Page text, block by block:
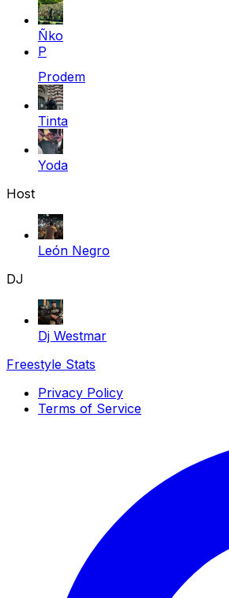
Ñko
P
Prodem
Tinta
Yoda
Host
León Negro
DJ
Dj Westmar
Freestyle Stats
Privacy Policy
Terms of Service